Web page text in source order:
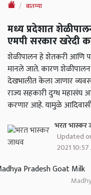
बातम्या
मध्य प्रदेशात
एमपी सरकार खरेदी
शेळीपालन हे शेतकरी आणि
मानले जाते. कारण
देखभालीत केला जाणार
राज्य सहकारी दुग्ध
करणार आहे. यामुळे आदिवासी
भरत भास्कर
Updated
2021